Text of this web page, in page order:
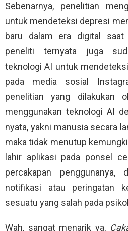
Sebenarnya, penelitian
untuk mendeteksi depresi
baru dalam era digital saat
peneliti ternyata juga
teknologi AI untuk mendeteksi
pada media sosial
penelitian yang dilakukan
menggunakan teknologi AI
nyata, yakni manusia secara
maka tidak menutup
lahir aplikasi pada ponsel
percakapan penggunanya,
notifikasi atau peringatan
sesuatu yang salah pada
Wah, sangat menarik ya,